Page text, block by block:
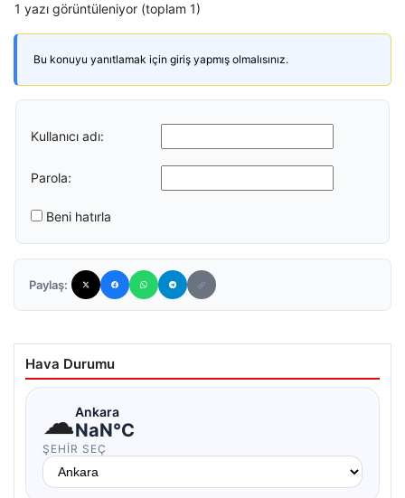
1 yazı görüntüleniyor (toplam 1)
Bu konuyu yanıtlamak için giriş yapmış olmalısınız.
Kullanıcı adı:
Parola:
Beni hatırla
Paylaş:
Hava Durumu
☁Ankara
NaN°C
ŞEHIR SEÇ